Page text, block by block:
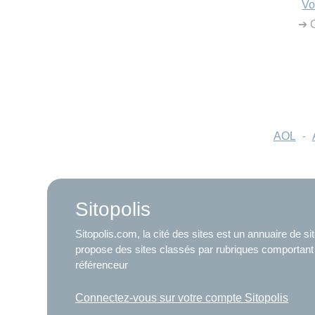
➔
AOL -
Sitopolis
Sitopolis.com, la cité des sites est un annuaire de
propose des sites classés par rubriques
référenceur
Connectez-vous sur votre compte Sitopolis